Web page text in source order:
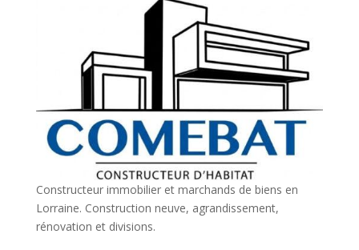
Constructeur immobilier et marchands de biens en
Lorraine. Construction neuve, agrandissement,
rénovation et divisions.